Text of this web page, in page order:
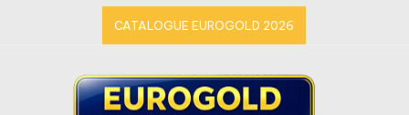
CATALOGUE EUROGOLD 2026